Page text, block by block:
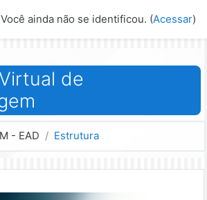
Você ainda não se identificou. (Acessar)
de
- EAD Estrutura